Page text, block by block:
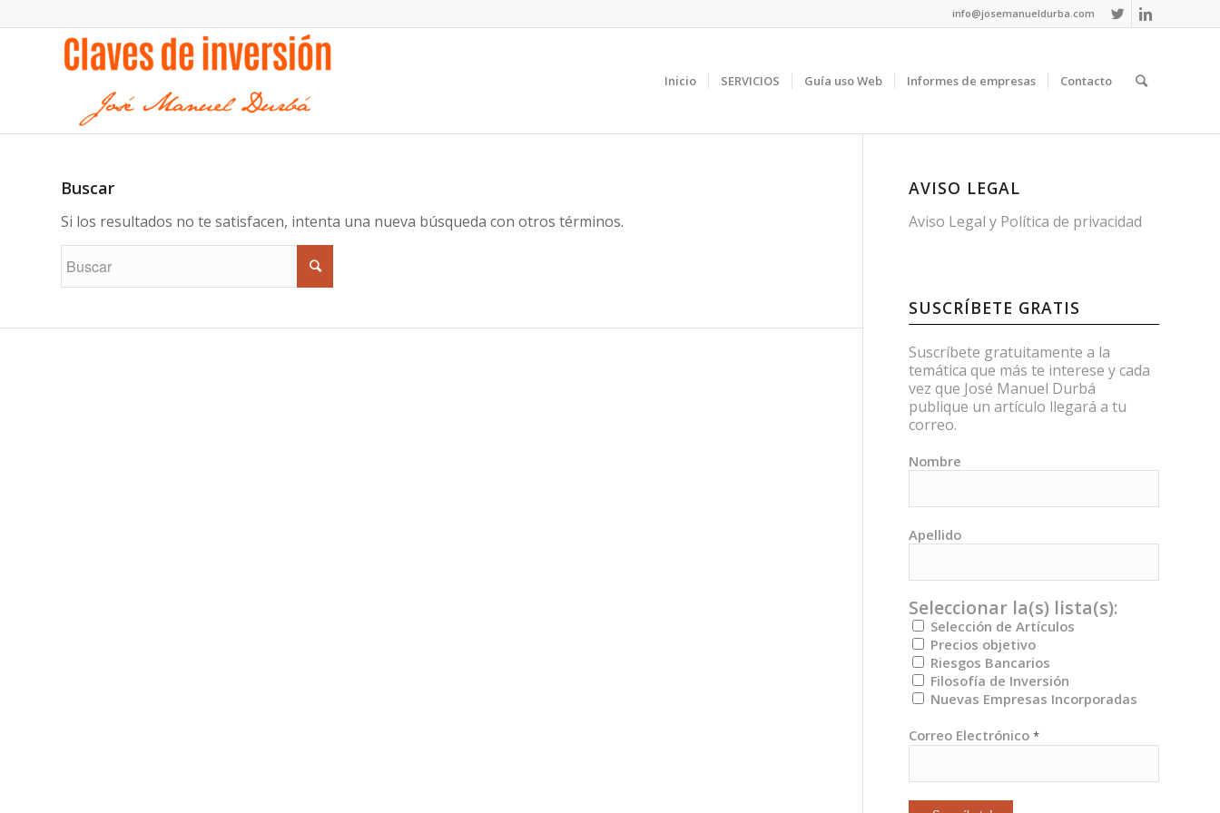
info@josemanueldurba.com
Inicio SERVICIOS Guía uso Web Informes de empresas Contacto
Buscar
Si los resultados no te satisfacen, intenta una nueva búsqueda con otros términos.
AVISO LEGAL
Aviso Legal y Política de privacidad
SUSCRÍBETE GRATIS
Suscríbete gratuitamente a la
temática que más te interese y cada
vez que José Manuel Durbá
publique un artículo llegará a tu
correo.
Nombre
Apellido
Seleccionar la(s) lista(s):
Selección de Artículos
Precios objetivo
Riesgos Bancarios
Filosofía de Inversión
Nuevas Empresas Incorporadas
Correo Electrónico*